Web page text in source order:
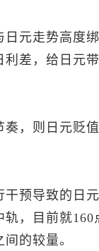
元走势高度
差，给日元
，则日元贬
预导致的日
轨，目前就
的较量。